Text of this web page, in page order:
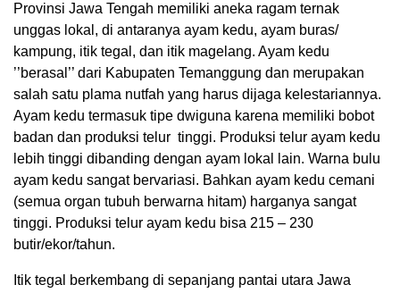
Provinsi Jawa Tengah memiliki aneka ragam ternak
unggas lokal, di antaranya ayam kedu, ayam buras/
kampung, itik tegal, dan itik magelang. Ayam kedu
’’berasal’’ dari Kabupaten Temanggung dan merupakan
salah satu plama nutfah yang harus dijaga kelestariannya.
Ayam kedu termasuk tipe dwiguna karena memiliki bobot
badan dan produksi telur tinggi. Produksi telur ayam kedu
lebih tinggi dibanding dengan ayam lokal lain. Warna bulu
ayam kedu sangat bervariasi. Bahkan ayam kedu cemani
(semua organ tubuh berwarna hitam) harganya sangat
tinggi. Produksi telur ayam kedu bisa 215 – 230
butir/ekor/tahun.
Itik tegal berkembang di sepanjang pantai utara Jawa